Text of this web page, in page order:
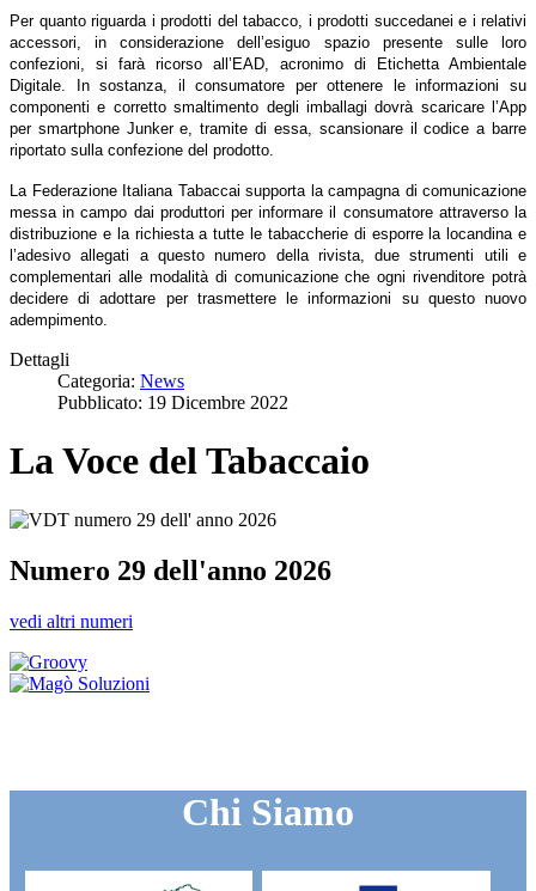
Per quanto riguarda i prodotti del tabacco, i prodotti succedanei e i relativi
accessori, in considerazione dell’esiguo spazio presente sulle loro
confezioni, si farà ricorso all’EAD, acronimo di Etichetta Ambientale
Digitale. In sostanza, il consumatore per ottenere le informazioni su
componenti e corretto smaltimento degli imballagi dovrà scaricare l’App
per smartphone Junker e, tramite di essa, scansionare il codice a barre
riportato sulla confezione del prodotto.
La Federazione Italiana Tabaccai supporta la campagna di comunicazione
messa in campo dai produttori per informare il consumatore attraverso la
distribuzione e la richiesta a tutte le tabaccherie di esporre la locandina e
l’adesivo allegati a questo numero della rivista, due strumenti utili e
complementari alle modalità di comunicazione che ogni rivenditore potrà
decidere di adottare per trasmettere le informazioni su questo nuovo
adempimento.
Dettagli
Categoria: News
Pubblicato: 19 Dicembre 2022
La Voce del Tabaccaio
Numero 29 dell'anno 2026
vedi altri numeri
Chi Siamo